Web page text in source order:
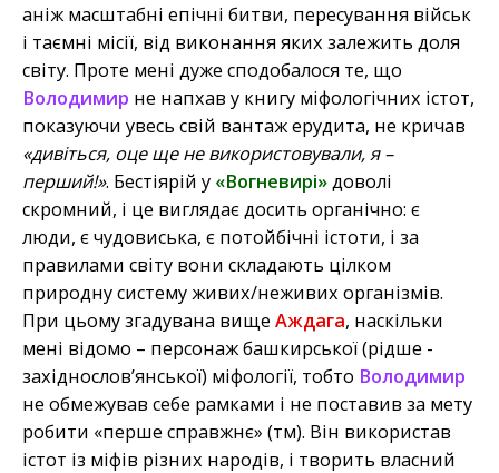
аніж масштабні епічні битви, пересування військ
і таємні місії, від виконання яких залежить доля
світу. Проте мені дуже сподобалося те, що
Володимир не напхав у книгу міфологічних істот,
показуючи увесь свій вантаж ерудита, не кричав
«дивіться, оце ще не використовували, я –
перший!». Бестіярій у «Вогневирі»доволі
скромний, і це виглядає досить органічно: є
люди, є чудовиська, є потойбічні істоти, і за
правилами світу вони складають цілком
природну систему живих/неживих організмів.
При цьому згадувана вище Аждага, наскільки
мені відомо – персонаж башкирської (рідше -
західнослов’янської) міфології, тобто Володимир
не обмежував себе рамками і не поставив за мету
робити «перше справжнє» (тм). Він використав
істот із міфів різних народів, і творить власний